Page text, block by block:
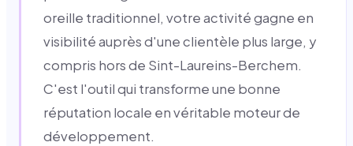
oreille traditionnel, votre activité gagne en
visibilité auprès d'une clientèle plus large, y
compris hors de Sint-Laureins-Berchem.
C'est l'outil qui transforme une bonne
réputation locale en véritable moteur de
développement.